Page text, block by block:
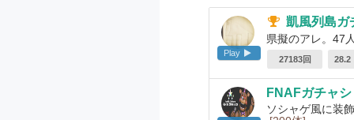
Play
凱風列島ガ
県擬のアレ。47
27183回 28.2
FNAFガチャ
ソシャゲ風に装